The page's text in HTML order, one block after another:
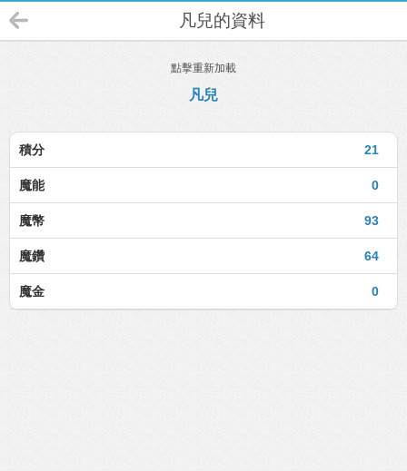
凡兒的資料
點擊重新加載
凡兒
21
積分
0
魔能
93
魔幣
64
魔鑽
0
魔金